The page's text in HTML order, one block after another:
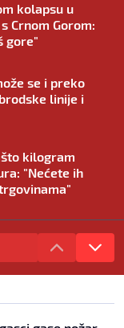
kolapsu u
Crnom Gorom:
gore"
se i preko
linije i
kilogram
"Nećete ih
iskustava.
nekoliko savjeta
putovanje
iz Zagreba, a